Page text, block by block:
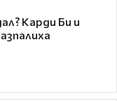
Карди Би и